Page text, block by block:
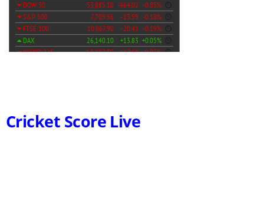
Cricket Score Live